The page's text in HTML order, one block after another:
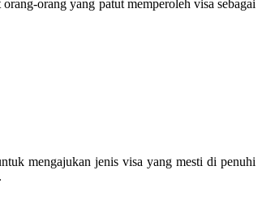
orang yang patut memperoleh visa sebagai
mengajukan jenis visa yang mesti di penuhi